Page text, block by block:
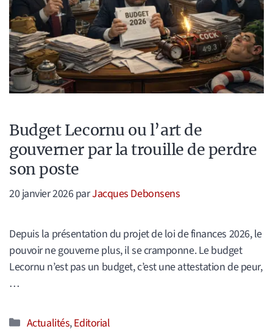
Budget Lecornu ou l’art de
gouverner par la trouille de perdre
son poste
20 janvier 2026parJacques Debonsens
Depuis la présentation du projet de loi de finances 2026, le
pouvoir ne gouverne plus, il se cramponne. Le budget
Lecornu n’est pas un budget, c’est une attestation de peur,
…
Catégories
Actualités,Editorial